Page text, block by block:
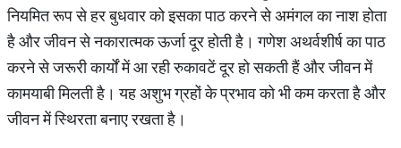
नियमित रूप से हर बुधवार को इसका पाठ करने से अमंगल का नाश होता
है और जीवन से नकारात्मक ऊर्जा दूर होती है। गणेश अथर्वशीर्ष का पाठ
करने से जरूरी कार्यों में आ रही रुकावटें दूर हो सकती हैं और जीवन में
कामयाबी मिलती है। यह अशुभ ग्रहों के प्रभाव को भी कम करता है और
जीवन में स्थिरता बनाए रखता है।